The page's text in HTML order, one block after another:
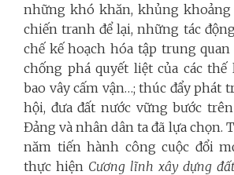
những khó khăn, khủng khoảng
chiến tranh để lại, những tác
chế kế hoạch hóa tập trung quan
chống phá quyết liệt của các
bao vây cấm vận…; thúc đẩy phát
hội, đưa đất nước vững bước
Đảng và nhân dân ta đã lựa chọn.
năm tiến hành công cuộc đổi
thực hiện Cương lĩnh xây dựng